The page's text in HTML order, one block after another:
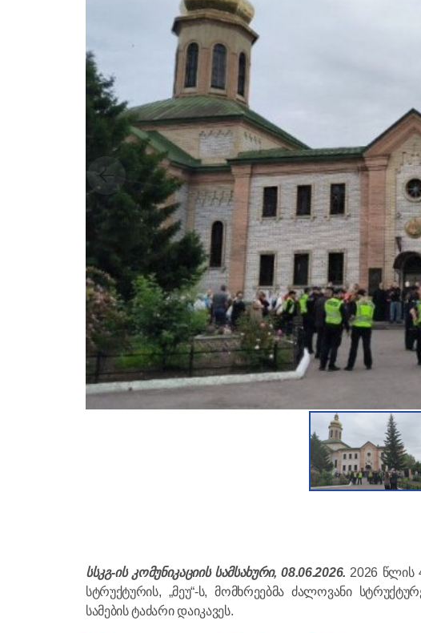
სსკგ-ის კომუნიკაციის სამსახური, 08.06.2026. 2026 წლის
სტრუქტურის, „მეუ“-ს, მომხრეებმა ძალოვანი
სამების ტაძარი დაიკავეს.